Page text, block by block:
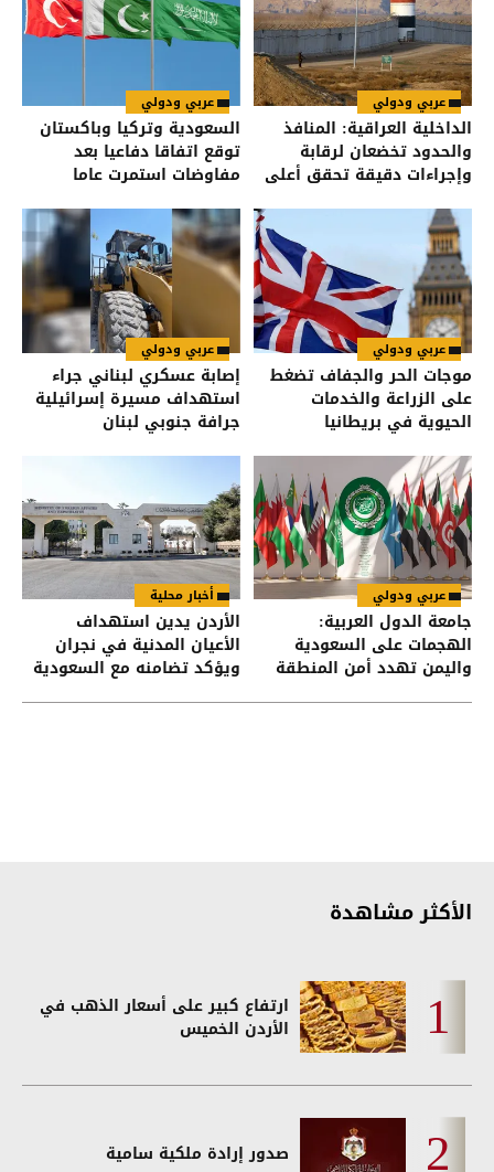
عربي ودولي
الداخلية العراقية: المنافذ
والحدود تخضعان لرقابة
وإجراءات دقيقة تحقق أعلى
عربي ودولي
السعودية وتركيا وباكستان
توقع اتفاقا دفاعيا بعد
مفاوضات استمرت عاما
عربي ودولي
موجات الحر والجفاف تضغط
على الزراعة والخدمات
الحيوية في بريطانيا
عربي ودولي
إصابة عسكري لبناني جراء
استهداف مسيرة إسرائيلية
جرافة جنوبي لبنان
عربي ودولي
جامعة الدول العربية:
الهجمات على السعودية
واليمن تهدد أمن المنطقة
أخبار محلية
الأردن يدين استهداف
الأعيان المدنية في نجران
ويؤكد تضامنه مع السعودية
الأكثر مشاهدة
ارتفاع كبير على أسعار الذهب في
الأردن الخميس
صدور إرادة ملكية سامية